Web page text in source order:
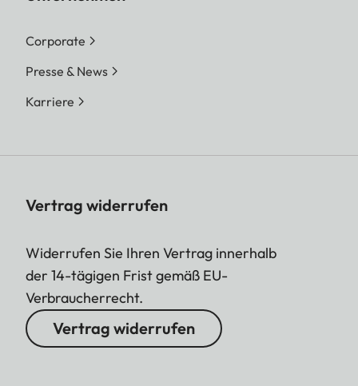
Corporate
Presse & News
Karriere
Vertrag widerrufen
Widerrufen Sie Ihren Vertrag innerhalb
der 14-tägigen Frist gemäß EU-
Verbraucherrecht.
Vertrag widerrufen